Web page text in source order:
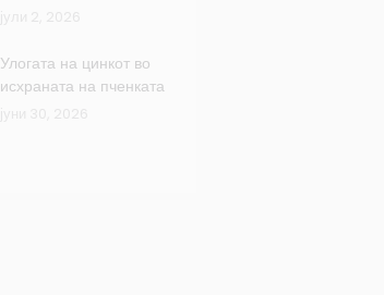
Улогата на цинкот во
исхраната на пченката